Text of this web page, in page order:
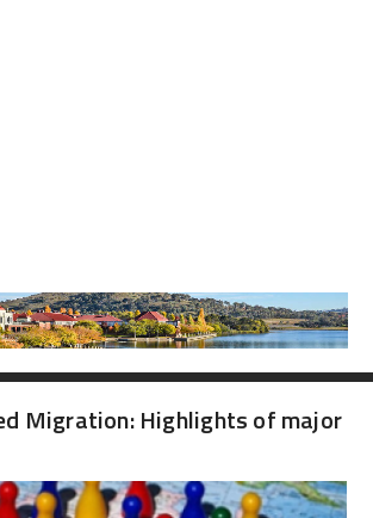
Migration: Highlights of major